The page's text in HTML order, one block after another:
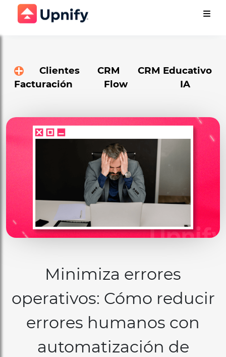
Clientes CRM
CRM Educativo
Facturación
Flow IA
Minimiza errores
operativos: Cómo reducir
errores humanos con
automatización de